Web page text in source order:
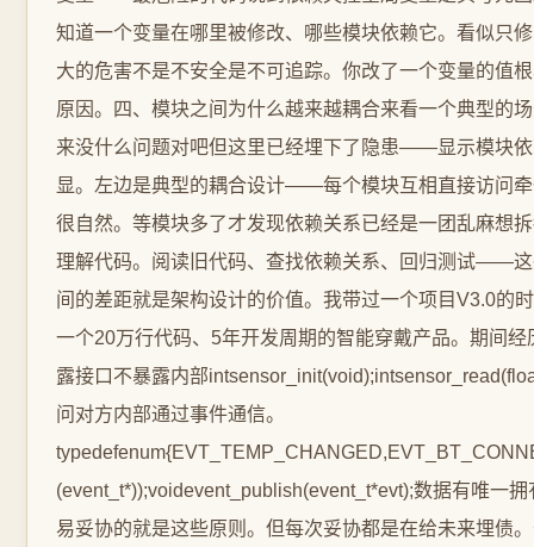
知道一个变量在哪里被修改、哪些模块依赖它。看似只
大的危害不是不安全是不可追踪。你改了一个变量的值
原因。四、模块之间为什么越来越耦合来看一个典型的
来没什么问题对吧但这里已经埋下了隐患——显示模块
显。左边是典型的耦合设计——每个模块互相直接访问
很自然。等模块多了才发现依赖关系已经是一团乱麻想
理解代码。阅读旧代码、查找依赖关系、回归测试——
间的差距就是架构设计的价值。我带过一个项目V3.0的
一个20万行代码、5年开发周期的智能穿戴产品。期间
露接口不暴露内部
问对方内部通过事件通信。
(event_t*));voidevent_publish(event_t*evt);数据有唯一
易妥协的就是这些原则。但每次妥协都是在给未来埋债